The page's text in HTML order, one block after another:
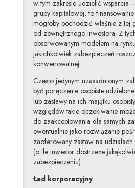
w tym zakresie udzielić wsparcia
grupy kapitałowej, to
mogłoby pochodzić właśnie z tej
od zewnętrznego inwestora. Z
obserwowanym modelem na
jakichkolwiek zabezpieczeń
konwertowalnej.
Często jedynym uzasadnionym
być poręczenie osobiste
lub zastawy na ich majątku
względów takie oczekiwanie
do zaakceptowania dla samych
ewentualnie jako rozwiązanie
zaoferowany zastaw na udziałach
(o ile inwestor dostrzeże
zabezpieczeniu).
Ład korporacyjny